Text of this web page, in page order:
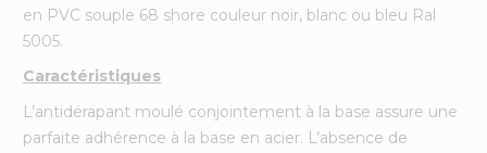
en PVC souple 68 shore couleur noir, blanc ou bleu Ral
5005.
Caractéristiques
L’antidérapant moulé conjointement à la base assure une
parfaite adhérence à la base en acier. L’absence de